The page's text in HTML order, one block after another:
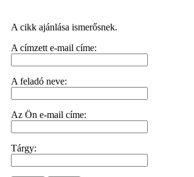
A cikk ajánlása ismerősnek.
A címzett e-mail címe:
A feladó neve:
Az Ön e-mail címe:
Tárgy: